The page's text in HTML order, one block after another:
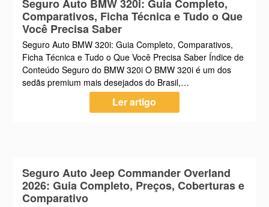
Seguro Auto BMW 320i: Guia Completo,
Comparativos, Ficha Técnica e Tudo o Que
Você Precisa Saber
Seguro Auto BMW 320i: Guia Completo, Comparativos,
Ficha Técnica e Tudo o Que Você Precisa Saber Índice de
Conteúdo Seguro do BMW 320i O BMW 320i é um dos
sedãs premium mais desejados do Brasil,…
Ler artigo
Seguro Auto Jeep Commander Overland
2026: Guia Completo, Preços, Coberturas e
Comparativo